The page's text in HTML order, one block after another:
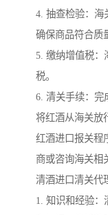
4. 抽查检验：海
确保商品符合质
5. 缴纳增值税：
税。
6. 清关手续：完
将红酒从海关放
红酒进口报关程
商或咨询海关相
清酒进口清关代
1. 知识和经验：